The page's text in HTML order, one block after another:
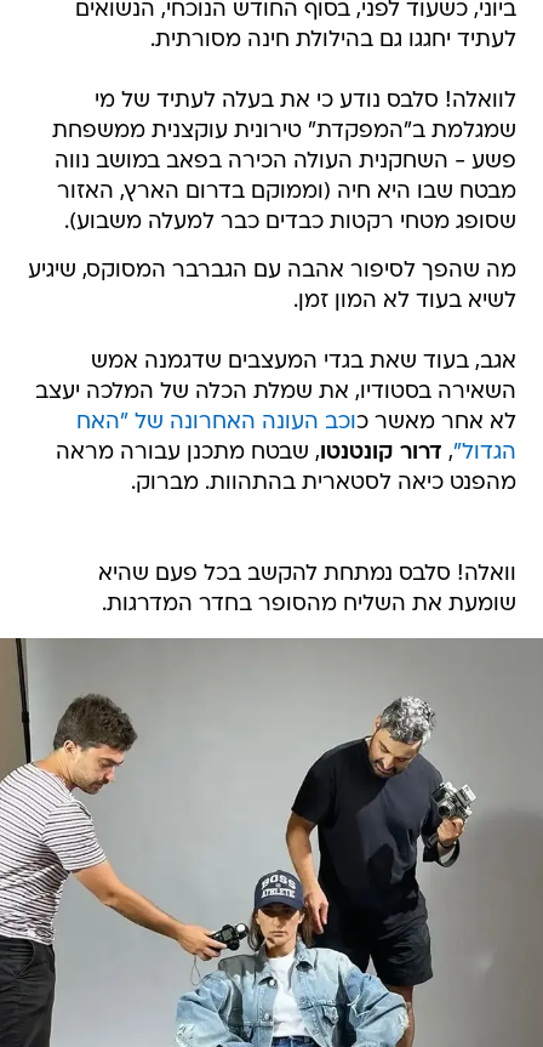
ביוני, כשעוד לפני, בסוף החודש הנוכחי, הנשואים
לעתיד יחגגו גם בהילולת חינה מסורתית.
לוואלה! סלבס נודע כי את בעלה לעתיד של מי
שמגלמת ב"המפקדת" טירונית עוקצנית ממשפחת
פשע - השחקנית העולה הכירה בפאב במושב נווה
מבטח שבו היא חיה (וממוקם בדרום הארץ, האזור
שסופג מטחי רקטות כבדים כבר למעלה משבוע).
מה שהפך לסיפור אהבה עם הגברבר המסוקס, שיגיע
לשיא בעוד לא המון זמן.
אגב, בעוד שאת בגדי המעצבים שדגמנה אמש
השאירה בסטודיו, את שמלת הכלה של המלכה יעצב
לא אחר מאשר כוכב העונה האחרונה של "האח
הגדול", דרור קונטנטו, שבטח מתכנן עבורה מראה
מהפנט כיאה לסטארית בהתהוות. מברוק.
וואלה! סלבס נמתחת להקשב בכל פעם שהיא
שומעת את השליח מהסופר בחדר המדרגות.